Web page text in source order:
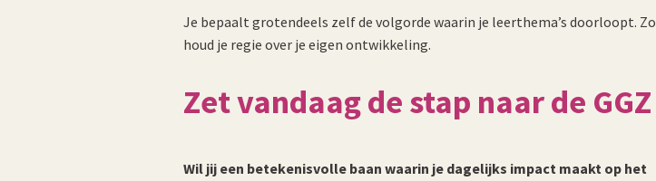
Je bepaalt grotendeels zelf de volgorde waarin je leerthema’s doorloopt. Zo
houd je regie over je eigen ontwikkeling.
Zet vandaag de stap naar de GGZ
Wil jij een betekenisvolle baan waarin je dagelijks impact maakt op het